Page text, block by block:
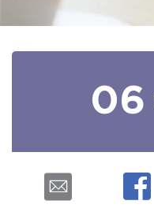
06